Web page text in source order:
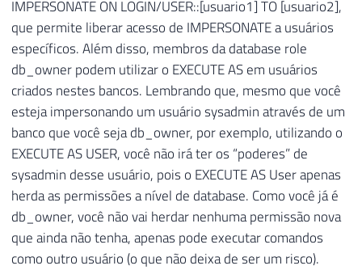
IMPERSONATE ON LOGIN/USER::[usuario1] TO [usuario2],
que permite liberar acesso de IMPERSONATE a usuários
específicos. Além disso, membros da database role
db_owner podem utilizar o EXECUTE AS em usuários
criados nestes bancos. Lembrando que, mesmo que você
esteja impersonando um usuário sysadmin através de um
banco que você seja db_owner, por exemplo, utilizando o
EXECUTE AS USER, você não irá ter os “poderes” de
sysadmin desse usuário, pois o EXECUTE AS User apenas
herda as permissões a nível de database. Como você já é
db_owner, você não vai herdar nenhuma permissão nova
que ainda não tenha, apenas pode executar comandos
como outro usuário (o que não deixa de ser um risco).